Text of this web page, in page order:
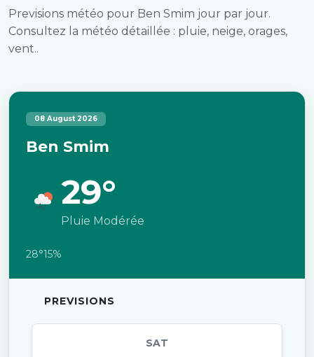
Previsions météo pour Ben Smim jour par jour.
Consultez la météo détaillée : pluie, neige, orages,
vent..
08 August 2026
Ben Smim
29°
Pluie Modérée
28°15%
PREVISIONS
SAT